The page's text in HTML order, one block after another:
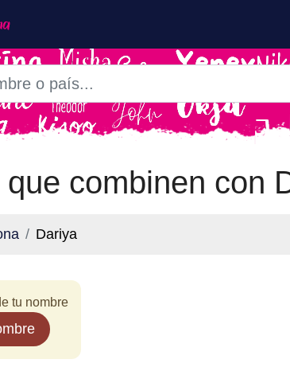
que combinen con
Dariya
tu nombre